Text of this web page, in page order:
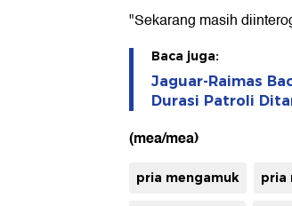
"Sekarang masih
Baca juga:
Jaguar-Raimas
Durasi Patroli
(mea/mea)
pria mengamuk pria